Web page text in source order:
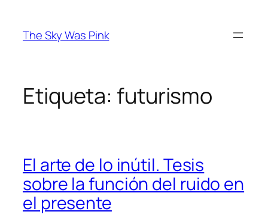
contenido
The Sky Was Pink
Etiqueta: futurismo
El arte de lo inútil. Tesis
sobre la función del ruido en
el presente